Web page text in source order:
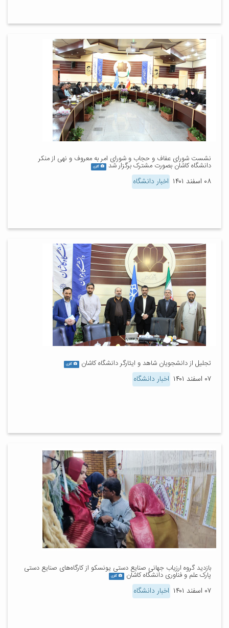
نشست شورای عفاف و حجاب و شورای امر به معروف و نهی از منکر
دانشگاه کاشان بصورت مشترک برگزار شد گالری
۰۸ اسفند ۱۴۰۱ اخبار دانشگاه
تجلیل از دانشجویان شاهد و ایثارگر دانشگاه کاشان گالری
۰۷ اسفند ۱۴۰۱ اخبار دانشگاه
بازدید گروه ارزیاب جهانی صنایع دستی یونسکو از کارگاه‌های صنایع دستی
پارک علم و فناوری دانشگاه کاشان گالری
۰۷ اسفند ۱۴۰۱ اخبار دانشگاه